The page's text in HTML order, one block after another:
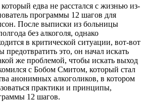
едва не расстался с жизнью из-
программы 12 шагов для
После выписки из больницы
без алкоголя, однако
в критической ситуации, вот-вот
предотвратить это, он начал искать
же проблемой, чтобы искать выход
с Бобом Смитом, который стал
анонимных алкоголиков, в котором
практики и принципы,
12 шагов.